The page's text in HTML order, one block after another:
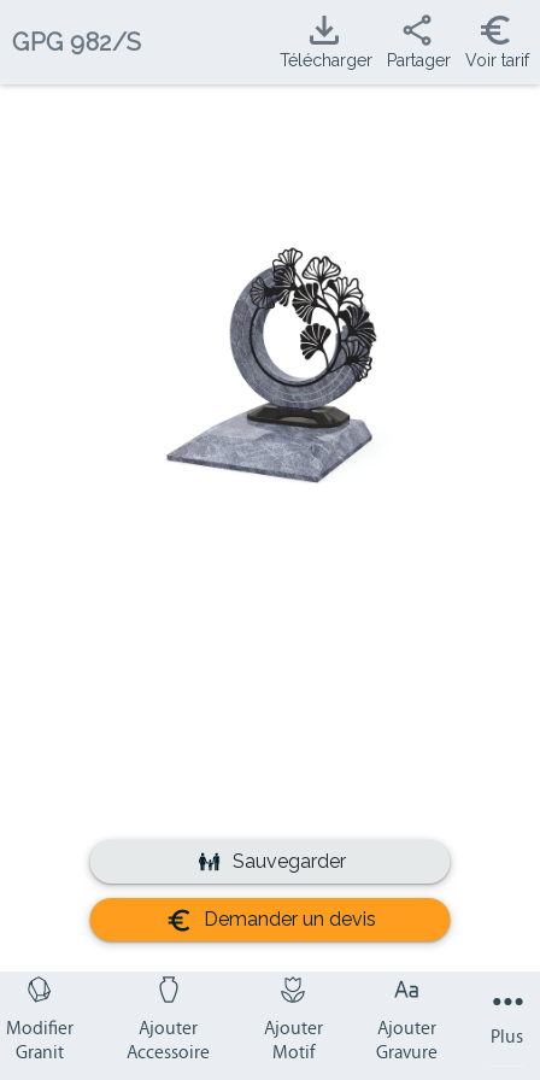
GPG982/S
Télécharger Partager Voir tarif
Modifier
Granit
Ajouter
Accessoire
Ajouter
Motif
Ajouter
Gravure
Plus
Sauvegarder
Demander un devis